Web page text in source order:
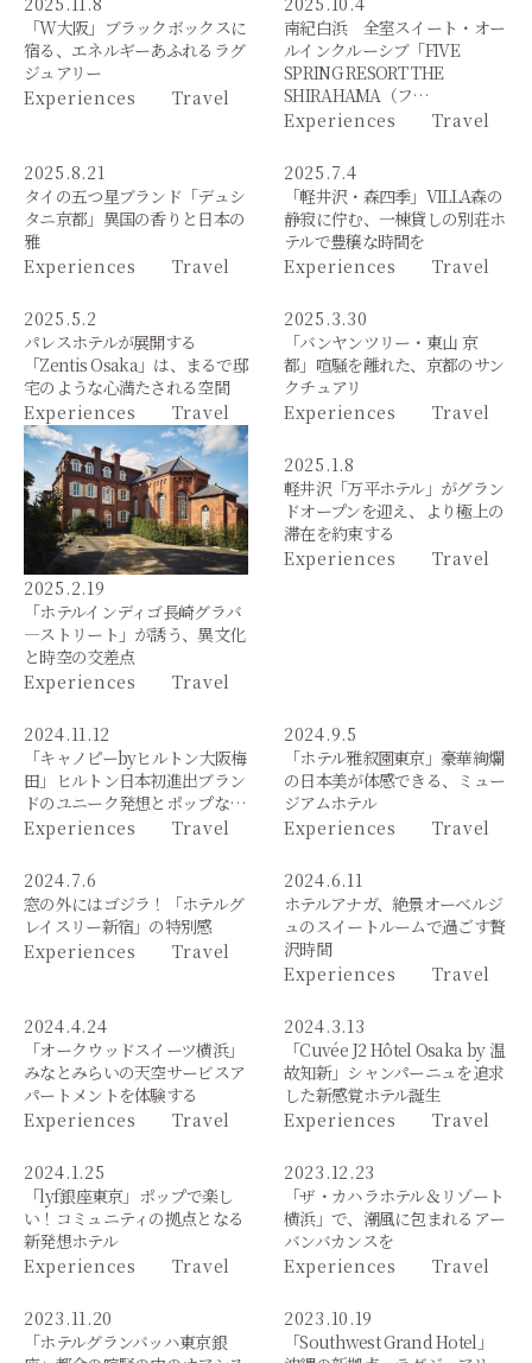
「W大阪」ブラックボックスに
宿る、エネルギーあふれるラグ
ジュアリー
Experiences
Travel
南紀白浜 全室スイート・オー
ルインクルーシブ「FIVE
SPRING RESORT THE
SHIRAHAMA（フ…
Experiences
Travel
2025.8.21
タイの五つ星ブランド「デュシ
タニ京都」異国の香りと日本の
雅
Experiences
Travel
2025.7.4
「軽井沢・森四季」VILLA森の
静寂に佇む、一棟貸しの別荘ホ
テルで豊穣な時間を
Experiences
Travel
2025.5.2
パレスホテルが展開する
「Zentis Osaka」は、まるで邸
宅のような心満たされる空間
Experiences
Travel
2025.3.30
「バンヤンツリー・東山 京
都」喧騒を離れた、京都のサン
クチュアリ
Experiences
Travel
2025.2.19
「ホテルインディゴ長崎グラバ
―ストリート」が誘う、異文化
と時空の交差点
Experiences
Travel
2025.1.8
軽井沢「万平ホテル」がグラン
ドオープンを迎え、より極上の
滞在を約束する
Experiences
Travel
2024.11.12
「キャノピーbyヒルトン大阪梅
田」ヒルトン日本初進出ブラン
ドのユニーク発想とポップな…
Experiences
Travel
2024.9.5
「ホテル雅叙園東京」豪華絢爛
の日本美が体感できる、ミュー
ジアムホテル
Experiences
Travel
2024.7.6
窓の外にはゴジラ！「ホテルグ
レイスリー新宿」の特別感
Experiences
Travel
2024.6.11
ホテルアナガ、絶景オーベルジ
ュのスイートルームで過ごす贅
沢時間
Experiences
Travel
2024.4.24
「オークウッドスイーツ横浜」
みなとみらいの天空サービスア
パートメントを体験する
Experiences
Travel
2024.3.13
「Cuvée J2 Hôtel Osaka by 温
故知新」シャンパーニュを追求
した新感覚ホテル誕生
Experiences
Travel
2024.1.25
「lyf銀座東京」ポップで楽し
い！コミュニティの拠点となる
新発想ホテル
Experiences
Travel
2023.12.23
「ザ・カハラホテル＆リゾート
横浜」で、潮風に包まれるアー
バンバカンスを
Experiences
Travel
2023.11.20
「ホテルグランバッハ東京銀
2023.10.19
「Southwest Grand Hotel」